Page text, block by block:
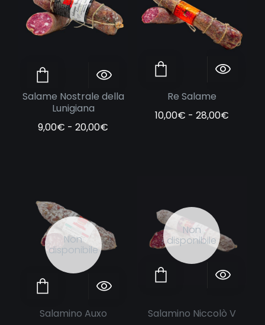
Salame Nostrale della
Lunigiana
9,00€ - 20,00€
Re Salame
10,00€ - 28,00€Fascia
Anteprima
Non
disponibile
Salamino Auxo
Leggi tutto Anteprima
Non
disponibile
Salamino Niccolò V
Leggi tutto Anteprima